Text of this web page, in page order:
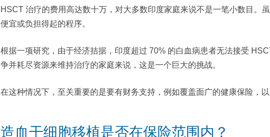
HSCT 治疗的费用高达数十万，对大多数印度家庭来说不是一笔小数目。
便宜或负担得起的程序。
根据一项研究，由于经济拮据，印度超过 70% 的白血病患者无法接受
争并耗尽资源来维持治疗的家庭来说，这是一个巨大的挑战。
在这种情况下，至关重要的是要有财务支持，例如覆盖面广的健康保险，以
造血干细胞移植是否在保险范围内？